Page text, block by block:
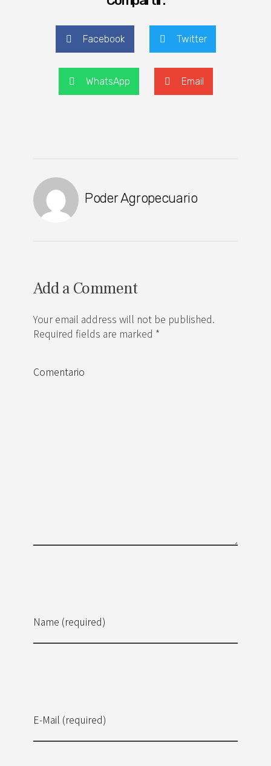
Facebook Twitter
WhatsApp Email
Poder Agropecuario
Add a Comment
Your email address will not be published.
Required fields are marked *
Name (required)
E-Mail (required)
Comentario